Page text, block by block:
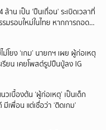
าน เป็น ‘ปืนเถื่อน’ ระเบิดเวลาที่
มรอบใหม่ในไทย หากการถอดบท
ยง ‘ลมปาก’
โยง ‘เกม’ นายกฯ เผย ผู้ก่อเหตุ
รียน เคยโพสต์รูปปืนปู่ลง IG
วเบื้องต้น ‘ผู้ก่อเหตุ’ เป็นเด็ก
มีเพื่อน แต่เชื่อว่า ‘ติดเกม’